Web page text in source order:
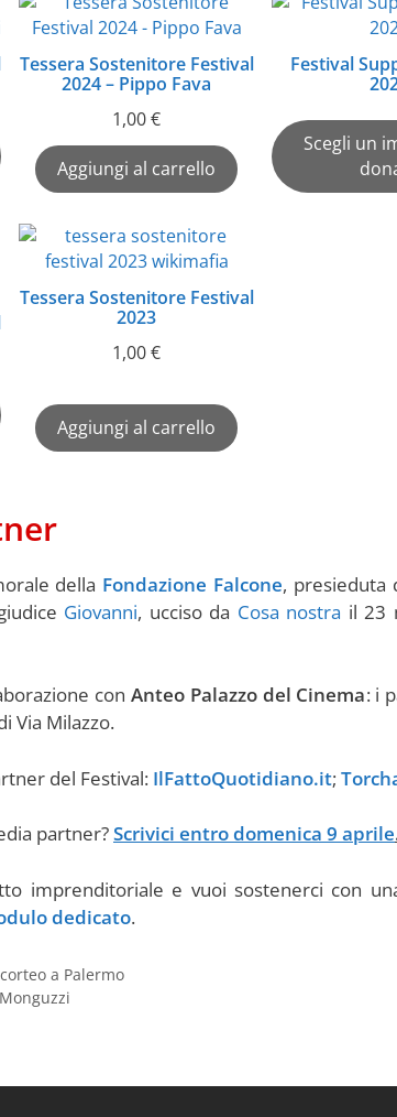
Tessera Sostenitore Festival
2024 – Pippo Fava
1,00€
Aggiungi al carrello
Festival
Scegli un
Tessera Sostenitore Festival
2023
1,00€
Aggiungi al carrello
della Fondazione Falcone, presieduta
Giovanni, ucciso da Cosa nostra il 23
con Anteo Palazzo del Cinema: i
Via Milazzo.
del Festival: IlFattoQuotidiano.it;
partner?Scrivici entro domenica 9 aprile
imprenditoriale e vuoi sostenerci con
dedicato.
a Palermo